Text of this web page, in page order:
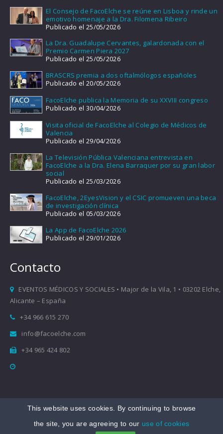
El Consejo de FacoElche se reúne en Lisboa y rinde un
emotivo homenaje a la Dra. Filomena Ribeiro
Publicado el 25/05/2026
La Dra. Guadalupe Cervantes, galardonada con el
Premio Carmen Piera 2027
Publicado el 25/05/2026
BRASCRS premia a dos oftalmólogos españoles
Publicado el 20/05/2026
FacoElche publica la Memoria de su XXVIII congreso
Publicado el 30/04/2026
Visita oficial de FacoElche al Colegio de Médicos de
Valencia
Publicado el 29/04/2026
La Televisión Pública Valenciana entrevista en
FacoElche a la Dra. Elena Barraquer por su gran labor
social
Publicado el 25/03/2026
FacoElche, 2EyesVision y el CSIC promueven una beca
de investigación clínica
Publicado el 05/03/2026
La App de FacoElche 2026
Publicado el 29/01/2026
Contacto
EVENTOS MÉDICOS Y SOCIALES • Major de la Vila, 1 • 03202 Elche,
Alicante – España
+34 966 615 270
info@facoelche.com
+34 965 424 802
Copyright © 2008-2026 FacoElche
This website uses cookies. By continuing to browse
the site, you are agreeing to our use of cookies